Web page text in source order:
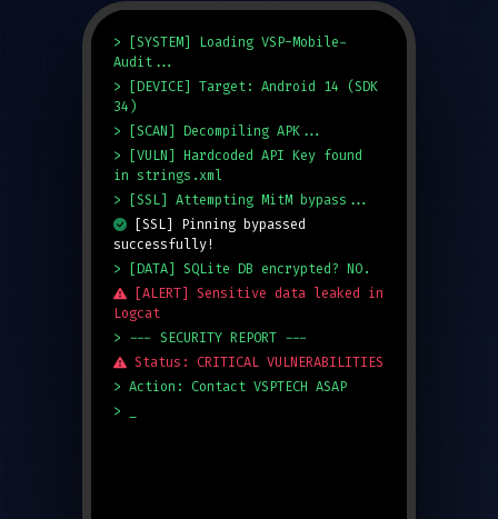
> [SYSTEM] Loading VSP-Mobile-
Audit...
> [DEVICE] Target: Android 14 (SDK
34)
> [SCAN] Decompiling APK...
> [VULN] Hardcoded API Key found
in strings.xml
> [SSL] Attempting MitM bypass...
[SSL] Pinning bypassed
successfully!
> [DATA] SQLite DB encrypted? NO.
[ALERT] Sensitive data leaked in
Logcat
> --- SECURITY REPORT ---
Status: CRITICAL VULNERABILITIES
> Action: Contact VSPTECH ASAP
> _